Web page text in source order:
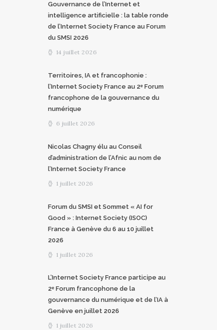
Gouvernance de l’Internet et
intelligence artificielle : la table ronde
de l’Internet Society France au Forum
du SMSI 2026
14 juillet 2026
Territoires, IA et francophonie :
l’Internet Society France au 2ᵉ Forum
francophone de la gouvernance du
numérique
6 juillet 2026
Nicolas Chagny élu au Conseil
d’administration de l’Afnic au nom de
l’Internet Society France
1 juillet 2026
Forum du SMSI et Sommet « AI for
Good » : Internet Society (ISOC)
France à Genève du 6 au 10 juillet
2026
1 juillet 2026
L’Internet Society France participe au
2ᵉ Forum francophone de la
gouvernance du numérique et de l’IA à
Genève en juillet 2026
1 juillet 2026